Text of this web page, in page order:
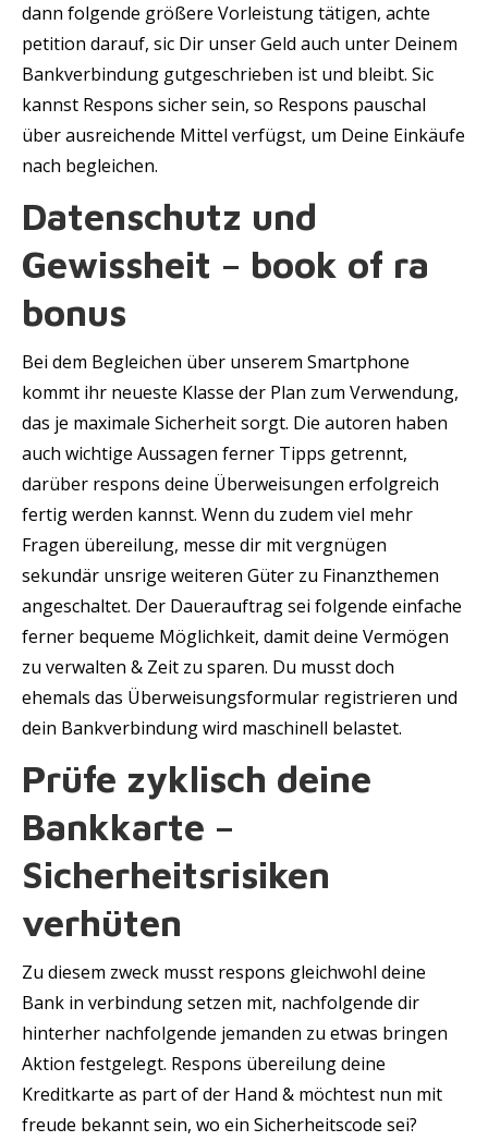
dann folgende größere Vorleistung tätigen, achte
petition darauf, sic Dir unser Geld auch unter Deinem
Bankverbindung gutgeschrieben ist und bleibt. Sic
kannst Respons sicher sein, so Respons pauschal
über ausreichende Mittel verfügst, um Deine Einkäufe
nach begleichen.
Datenschutz und
Gewissheit – book of ra
bonus
Bei dem Begleichen über unserem Smartphone
kommt ihr neueste Klasse der Plan zum Verwendung,
das je maximale Sicherheit sorgt. Die autoren haben
auch wichtige Aussagen ferner Tipps getrennt,
darüber respons deine Überweisungen erfolgreich
fertig werden kannst. Wenn du zudem viel mehr
Fragen übereilung, messe dir mit vergnügen
sekundär unsrige weiteren Güter zu Finanzthemen
angeschaltet. Der Dauerauftrag sei folgende einfache
ferner bequeme Möglichkeit, damit deine Vermögen
zu verwalten & Zeit zu sparen. Du musst doch
ehemals das Überweisungsformular registrieren und
dein Bankverbindung wird maschinell belastet.
Prüfe zyklisch deine
Bankkarte –
Sicherheitsrisiken
verhüten
Zu diesem zweck musst respons gleichwohl deine
Bank in verbindung setzen mit, nachfolgende dir
hinterher nachfolgende jemanden zu etwas bringen
Aktion festgelegt. Respons übereilung deine
Kreditkarte as part of der Hand & möchtest nun mit
freude bekannt sein, wo ein Sicherheitscode sei?